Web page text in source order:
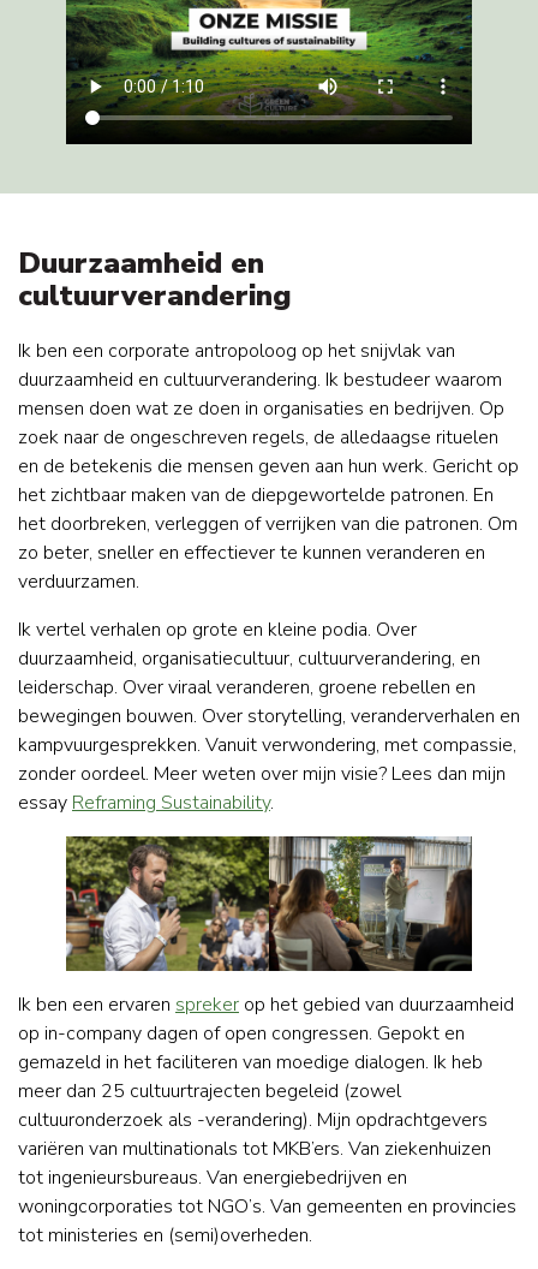
Duurzaamheid en
cultuurverandering
Ik ben een corporate antropoloog op het snijvlak van
duurzaamheid en cultuurverandering. Ik bestudeer waarom
mensen doen wat ze doen in organisaties en bedrijven. Op
zoek naar de ongeschreven regels, de alledaagse rituelen
en de betekenis die mensen geven aan hun werk. Gericht op
het zichtbaar maken van de diepgewortelde patronen. En
het doorbreken, verleggen of verrijken van die patronen. Om
zo beter, sneller en effectiever te kunnen veranderen en
verduurzamen.
Ik vertel verhalen op grote en kleine podia. Over
duurzaamheid, organisatiecultuur, cultuurverandering, en
leiderschap. Over viraal veranderen, groene rebellen en
bewegingen bouwen. Over storytelling, veranderverhalen en
kampvuurgesprekken. Vanuit verwondering, met compassie,
zonder oordeel. Meer weten over mijn visie? Lees dan mijn
essay Reframing Sustainability.
Ik ben een ervaren spreker op het gebied van duurzaamheid
op in-company dagen of open congressen. Gepokt en
gemazeld in het faciliteren van moedige dialogen. Ik heb
meer dan 25 cultuurtrajecten begeleid (zowel
cultuuronderzoek als -verandering). Mijn opdrachtgevers
variëren van multinationals tot MKB’ers. Van ziekenhuizen
tot ingenieursbureaus. Van energiebedrijven en
woningcorporaties tot NGO’s. Van gemeenten en provincies
tot ministeries en (semi)overheden.